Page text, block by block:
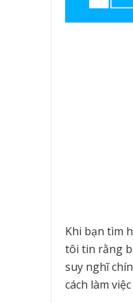
Khi bạn tìm
tôi tin rằng
suy nghĩ
cách làm